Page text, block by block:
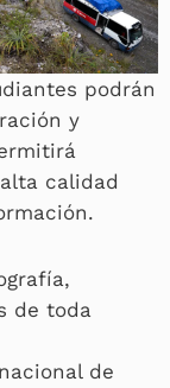
podrán
y
calidad
de toda
de